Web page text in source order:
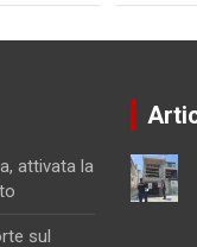
attivata la
sul